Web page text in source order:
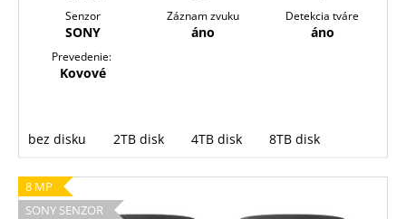
Senzor
SONY
Záznam zvuku
áno
Detekcia tváre
áno
Prevedenie:
Kovové
bez disku 2TB disk 4TB disk 8TB disk
8 MP
SONY SENZOR